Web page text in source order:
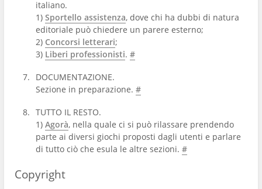
italiano.
1) Sportello assistenza, dove chi ha dubbi di natura
editoriale può chiedere un parere esterno;
2) Concorsi letterari;
3) Liberi professionisti. #
DOCUMENTAZIONE.
Sezione in preparazione. #
TUTTO IL RESTO.
1) Agorà, nella quale ci si può rilassare prendendo
parte ai diversi giochi proposti dagli utenti e parlare
di tutto ciò che esula le altre sezioni. #
Copyright